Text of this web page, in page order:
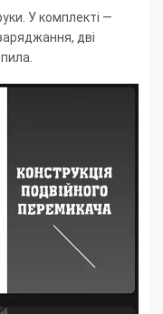
У комплекті —
дві